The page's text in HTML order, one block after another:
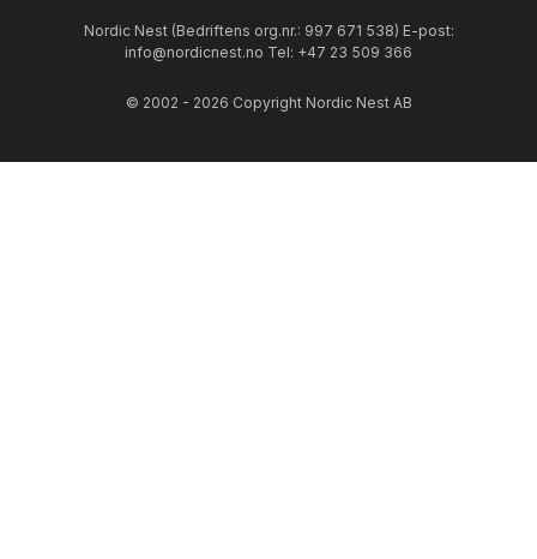
Nordic Nest (Bedriftens org.nr.: 997 671 538) E-post:
info@nordicnest.no Tel: +47 23 509 366
© 2002 - 2026 Copyright Nordic Nest AB